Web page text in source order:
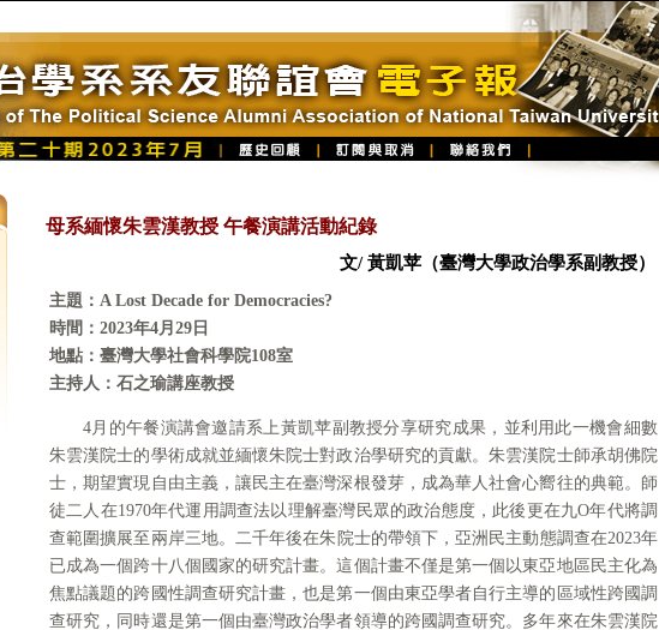
母系緬懷朱雲漢教授 午餐演講活動紀錄
文/ 黃凱苹（臺灣大學政治學系副教授）
主題：A Lost Decade for Democracies?
時間：2023年4月29日
地點：臺灣大學社會科學院108室
主持人：石之瑜講座教授
4月的午餐演講會邀請系上黃凱苹副教授分享研究成果，並利用此一機會細數
朱雲漢院士的學術成就並緬懷朱院士對政治學研究的貢獻。朱雲漢院士師承胡佛院
士，期望實現自由主義，讓民主在臺灣深根發芽，成為華人社會心嚮往的典範。師
徒二人在1970年代運用調查法以理解臺灣民眾的政治態度，此後更在九O年代將調
查範圍擴展至兩岸三地。二千年後在朱院士的帶領下，亞洲民主動態調查在2023年
已成為一個跨十八個國家的研究計畫。這個計畫不僅是第一個以東亞地區民主化為
焦點議題的跨國性調查研究計畫，也是第一個由東亞學者自行主導的區域性跨國調
查研究，同時還是第一個由臺灣政治學者領導的跨國調查研究。多年來在朱雲漢院